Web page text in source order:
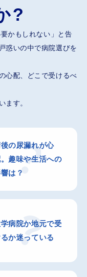
?
かもしれない」と告
惑いの中で病院選びを
心配、どこで受けるべ
ます。
の尿漏れが心
趣味や生活への
は？
病院か地元で受
か迷っている